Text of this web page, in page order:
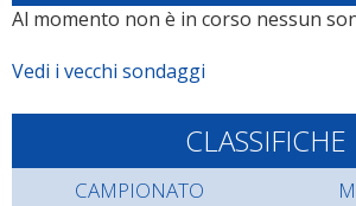
Al momento non è in corso nessun
Vedi i vecchi sondaggi
CLASSIFICHE
CAMPIONATO